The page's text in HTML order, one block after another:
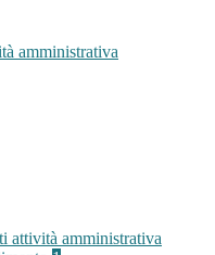
amministrativa
attività amministrativa